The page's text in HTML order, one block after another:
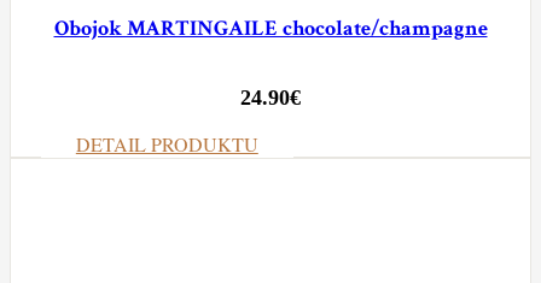
Obojok MARTINGAILE chocolate/champagne
24.90€
DETAIL PRODUKTU